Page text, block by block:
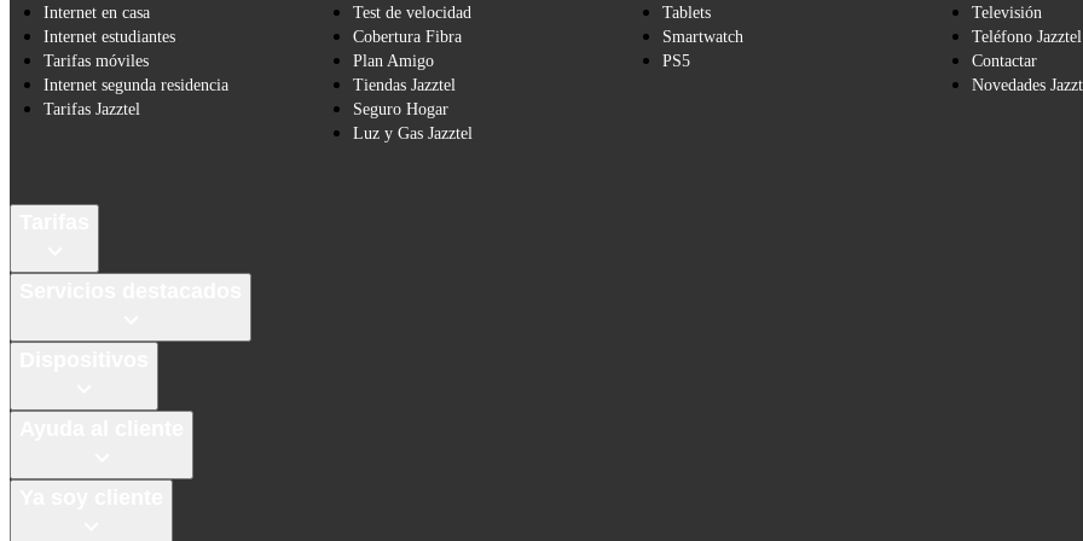
Internet en casa
Internet estudiantes
Tarifas móviles
Internet segunda residencia
Tarifas Jazztel
Test de velocidad
Cobertura Fibra
Plan Amigo
Tiendas Jazztel
Seguro Hogar
Luz y Gas Jazztel
Tablets
Smartwatch
PS5
Televisión
Teléfono Jazztel
Contactar
Novedades